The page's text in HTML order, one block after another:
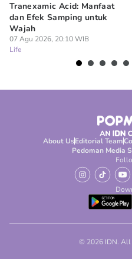
Tranexamic Acid: Manfaat
dan Efek Samping untuk
Wajah
07 Agu 2026, 20:10 WIB
Life
About UsEditorial Team
Pedoman Media
© 2026 IDN. All